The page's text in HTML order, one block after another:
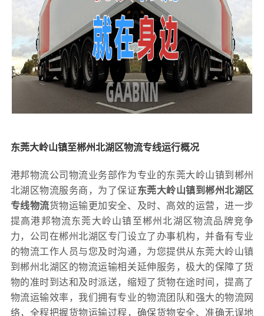
东莞大岭山镇至郴州北湖区物流专线运行概况
港邦物流公司物流业务部作为专业的东莞大岭山镇到郴州
北湖区物流服务商，为了保证东莞大岭山镇到郴州北湖区
专线物流货物运输更加安全、及时、高效的运营，进一步
提高港邦物流东莞大岭山镇至郴州北湖区物流品牌竞争
力，公司在郴州北湖区专门设立了办事机构，并备有专业
的物流工作人员与您及时沟通，为您提供从东莞大岭山镇
到郴州北湖区的物流运输相关延伸服务，极大的保障了货
物的准时到达和及时派送，缩短了货物在途时间，提高了
物流运输效率，我们拥有专业的物流团队和强大的物流网
络，全程把握货物运输过程，确保货物安全、准确无误地